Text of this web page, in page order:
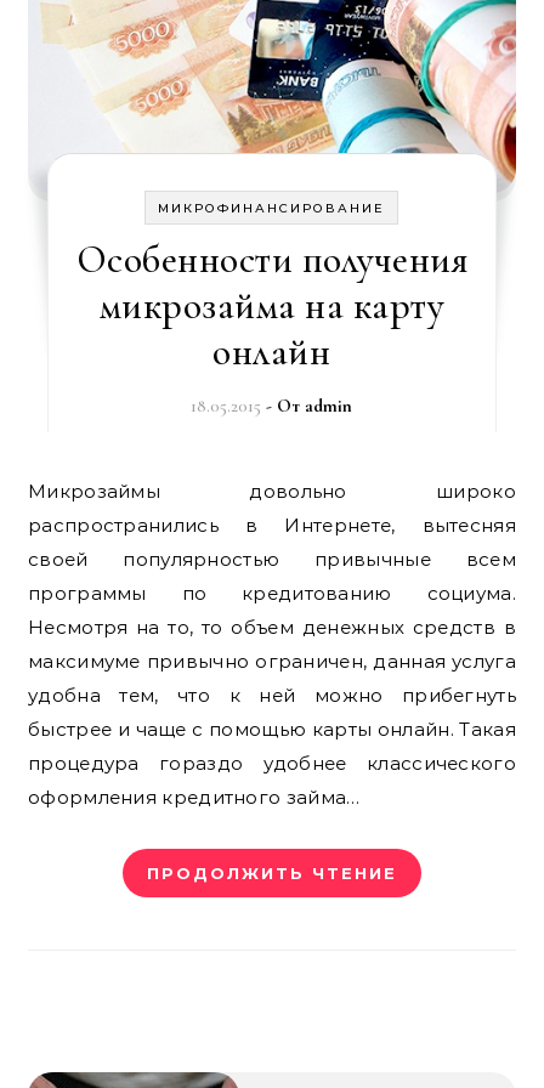
МИКРОФИНАНСИРОВАНИЕ
Особенности получения
микрозайма на карту
онлайн
18.05.2015 - От admin
Микрозаймы довольно широко
распространились в Интернете, вытесняя
своей популярностью привычные всем
программы по кредитованию социума.
Несмотря на то, то объем денежных средств в
максимуме привычно ограничен, данная услуга
удобна тем, что к ней можно прибегнуть
быстрее и чаще с помощью карты онлайн. Такая
процедура гораздо удобнее классического
оформления кредитного займа…
ПРОДОЛЖИТЬ ЧТЕНИЕ